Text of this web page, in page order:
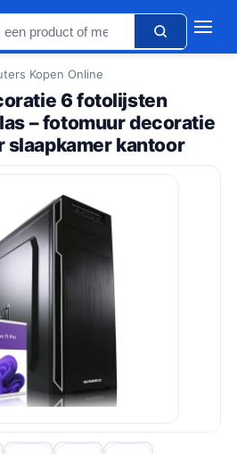
Kopen Online
6 fotolijsten
– fotomuur decoratie
slaapkamer kantoor